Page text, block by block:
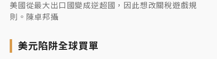
美國從最大出口國變成逆超國，因此想改關稅遊戲規
則。陳卓邦攝
美元陷阱全球買單